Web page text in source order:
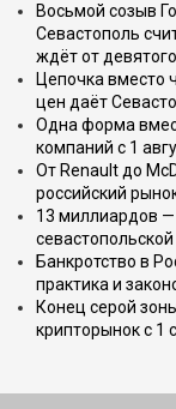
Восьмой созыв
Севастополь
ждёт от девятого
Цепочка вместо
цен даёт
Одна форма
компаний с 1
От Renault до
российский
13 миллиардов —
севастопольской
Банкротство в
практика и
Конец серой
крипторынок с 1